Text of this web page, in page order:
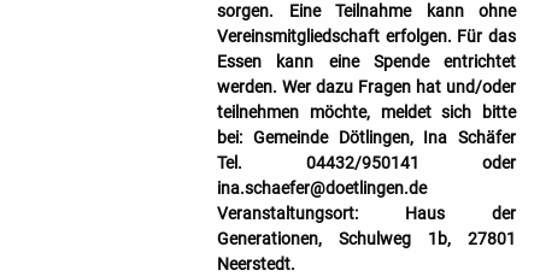
sorgen. Eine Teilnahme kann ohne
Vereinsmitgliedschaft erfolgen. Für das
Essen kann eine Spende entrichtet
werden. Wer dazu Fragen hat und/oder
teilnehmen möchte, meldet sich bitte
bei: Gemeinde Dötlingen, Ina Schäfer
Tel. 04432/950141 oder
ina.schaefer@doetlingen.de
Veranstaltungsort: Haus der
Generationen, Schulweg 1b, 27801
Neerstedt.